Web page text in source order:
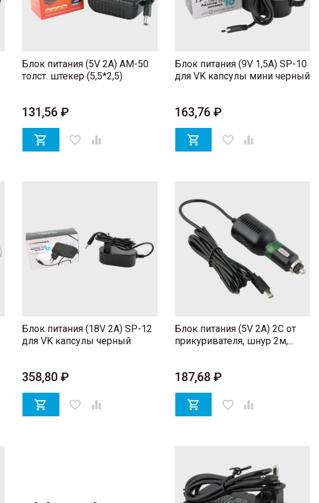
Блок питания (5V 2A) AM-50
толст. штекер (5,5*2,5)
131,56 ₽
 favorite_border 
Блок питания (9V 1,5A) SP-10
для VK капсулы мини черный
163,76 ₽
 favorite_border 
Блок питания (18V 2A) SP-12
для VK капсулы черный
358,80 ₽
 favorite_border 
Блок питания (5V 2A) 2C от
прикуривателя, шнур 2м,...
187,68 ₽
 favorite_border 